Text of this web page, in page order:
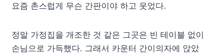
요즘 촌스럽게 무슨 간판이야 하고 웃었다.
정말 가정집을 개조한 것 같은 그곳은 빈 테이블 없이
손님으로 가득했다. 그래서 카운터 간이의자에 앉았